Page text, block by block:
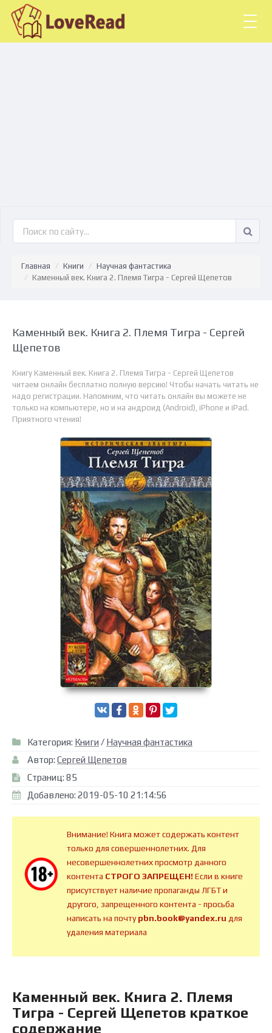
Главная Книги
Научная фантастика
Каменный век. Книга 2. Племя Тигра - Сергей Щепетов
Каменный век. Книга 2. Племя Тигра - Сергей
Щепетов
Книгу Каменный век. Книга 2. Племя Тигра - Сергей Щепетов
читаем онлайн бесплатно полную версию! Чтобы начать читать не
надо регистрации. Напомним, что читать онлайн вы можете не
только на компьютере, но и на андроид (Android), iPhone и iPad.
Приятного чтения!
Категория: Книги / Научная фантастика
Автор: Сергей Щепетов
Страниц: 85
Добавлено: 2019-05-10 21:14:56
Внимание! Книга может содержать контент
только для совершеннолетних. Для
несовершеннолетних просмотр данного
контента СТРОГО ЗАПРЕЩЕН!Если в книге
присутствует наличие пропаганды ЛГБТ и
другого, запрещенного контента - просьба
написать на почтуpbn.book@yandex.ru для
удаления материала
Каменный век. Книга 2. Племя
Тигра - Сергей Щепетов краткое
содержание